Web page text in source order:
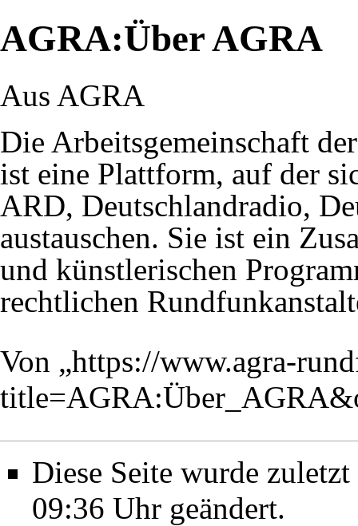
AGRA:Über AGRA
Aus AGRA
Die Arbeitsgemeinschaft
ist eine Plattform, auf der
ARD, Deutschlandradio,
austauschen. Sie ist ein
und künstlerischen
rechtlichen
Von „https://www.agra-
Diese Seite wurde
09:36 Uhr geändert.